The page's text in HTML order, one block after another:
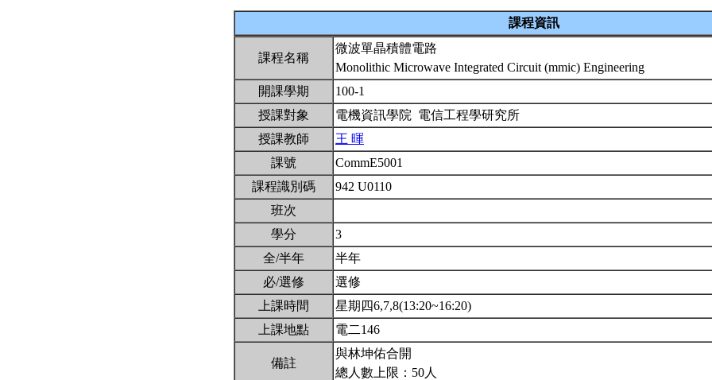
課程資訊
課程名稱
微波單晶積體電路
Monolithic Microwave Integrated Circuit (mmic) Engineering
開課學期
100-1
授課對象
電機資訊學院 電信工程學研究所
授課教師
王 暉
課號
CommE5001
課程識別碼
942 U0110
班次
學分
3
全/半年
半年
必/選修
選修
上課時間
星期四6,7,8(13:20~16:20)
上課地點
電二146
備註
與林坤佑合開
總人數上限：50人